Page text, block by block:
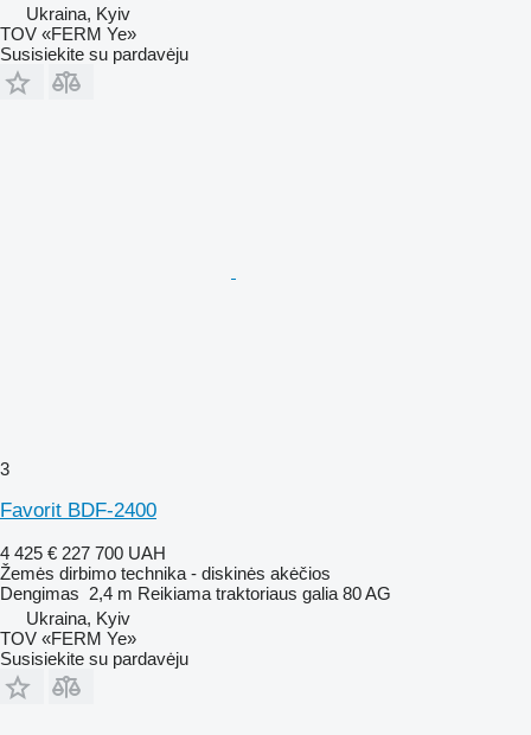
Ukraina, Kyiv
TOV «FERM Ye»
Susisiekite su pardavėju
3
Favorit BDF-2400
4 425 € 227 700 UAH
Žemės dirbimo technika - diskinės akėčios
Dengimas 2,4 m Reikiama traktoriaus galia 80 AG
Ukraina, Kyiv
TOV «FERM Ye»
Susisiekite su pardavėju